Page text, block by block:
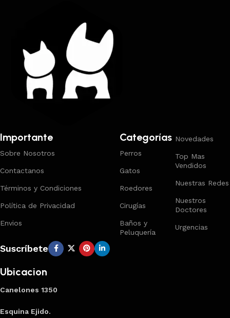
Importante
Sobre Nosotros
Contactanos
Términos y Condiciones
Política de Privacidad
Envios
Categorías
Perros
Gatos
Roedores
Cirugías
Baños y
Peluquería
Novedades
Top Mas
Vendidos
Nuestras Redes
Nuestros
Doctores
Urgencias
Suscríbete
Ubicacion
Canelones 1350
Esquina Ejido.